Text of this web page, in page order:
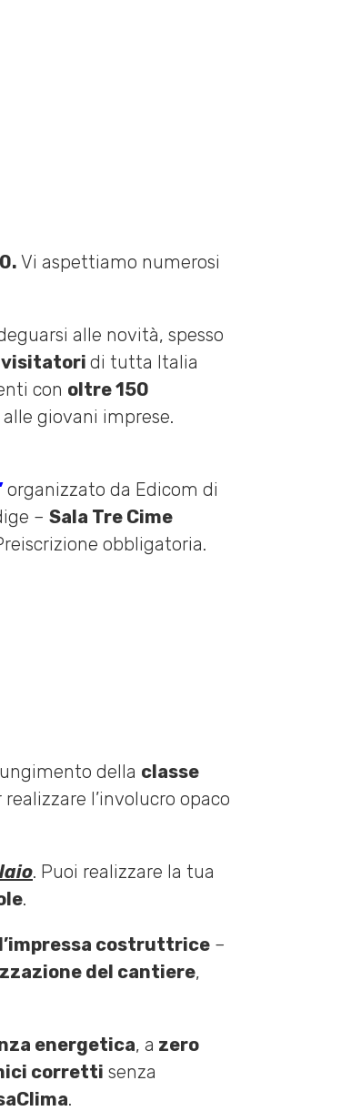
Vi aspettiamo numerosi
alle novità, spesso
di tutta Italia
con oltre 150
giovani imprese.
organizzato da Edicom di
– Sala Tre Cime
obbligatoria.
della classe
realizzare l’involucro opaco
. Puoi realizzare la tua
.
costruttrice –
del cantiere,
energetica, a zero
corretti senza
.